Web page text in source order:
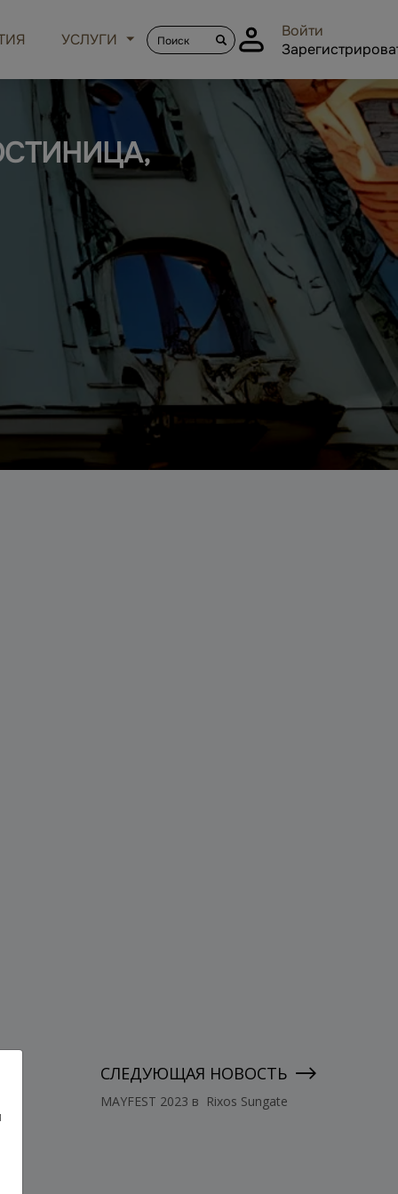
УСЛУГИ
Войти
СЛЕДУЮЩАЯ НОВОСТЬ
MAYFEST 2023 в Rixos Sungate